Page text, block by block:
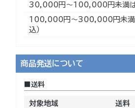
30,000円～100,000円未満は
100,000円～300,000円未満
込）
商品発送について
送料
対象地域
送料